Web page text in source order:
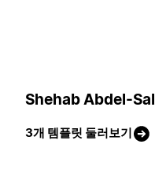
Shehab Abdel-
3개 템플릿 둘러보기